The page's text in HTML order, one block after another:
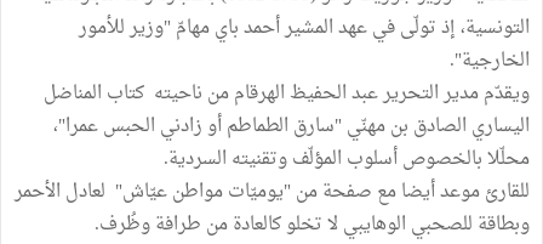
التونسية، إذ تولّى في عهد المشير أحمد باي مهامّ "وزير للأمور
الخارجية".
ويقدّم مدير التحرير عبد الحفيظ الهرقام من ناحيته كتاب المناضل
اليساري الصادق بن مهنّي "سارق الطماطم أو زادني الحبس عمرا"،
محلّلا بالخصوص أسلوب المؤلّف وتقنيته السردية.
للقارئ موعد أيضا مع صفحة من "يوميّات مواطن عيّاش" لعادل الأحمر
وبطاقة للصحبي الوهايبي لا تخلو كالعادة من طرافة وظُرف.